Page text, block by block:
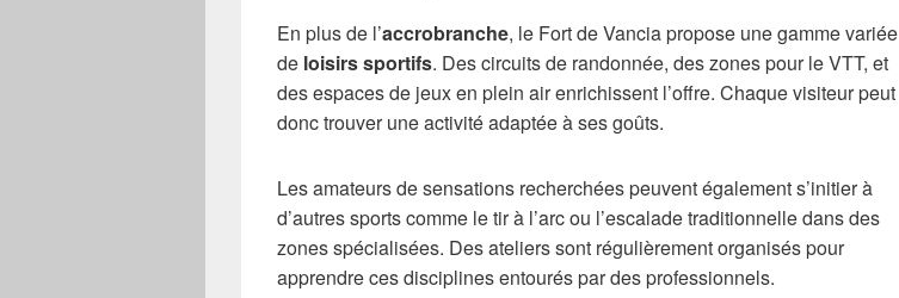
En plus de l’accrobranche, le Fort de Vancia propose une gamme variée
de loisirs sportifs. Des circuits de randonnée, des zones pour le VTT, et
des espaces de jeux en plein air enrichissent l’offre. Chaque visiteur peut
donc trouver une activité adaptée à ses goûts.
Les amateurs de sensations recherchées peuvent également s’initier à
d’autres sports comme le tir à l’arc ou l’escalade traditionnelle dans des
zones spécialisées. Des ateliers sont régulièrement organisés pour
apprendre ces disciplines entourés par des professionnels.